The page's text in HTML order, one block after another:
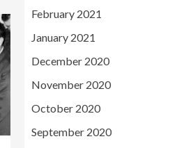
February 2021
January 2021
December 2020
November 2020
October 2020
September 2020